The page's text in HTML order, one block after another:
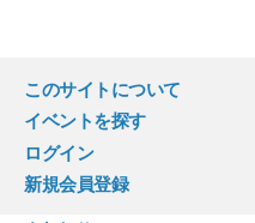
このサイトについて
イベントを探す
ログイン
新規会員登録